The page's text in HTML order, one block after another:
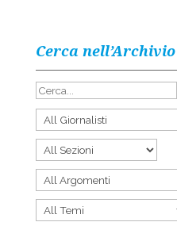
Cerca nell’Archivio